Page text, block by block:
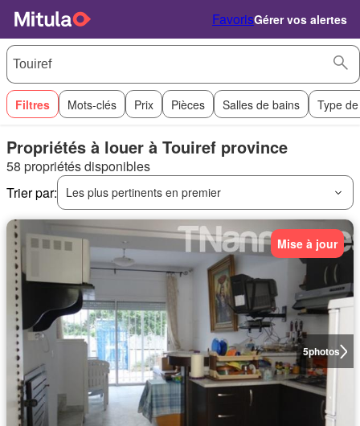
FavorisGérer vos alertes
Filtres Mots-clés Prix Pièces Salles de bains Type
Propriétés à louer à Touiref province
58 propriétés disponibles
Trier par:
Les plus pertinents en premier
5photos
Mise à jour